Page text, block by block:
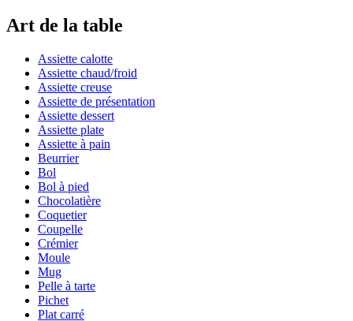
Art de la table
Assiette calotte
Assiette chaud/froid
Assiette creuse
Assiette de présentation
Assiette dessert
Assiette plate
Assiette à pain
Beurrier
Bol
Bol à pied
Chocolatière
Coquetier
Coupelle
Crémier
Moule
Mug
Pelle à tarte
Pichet
Plat carré